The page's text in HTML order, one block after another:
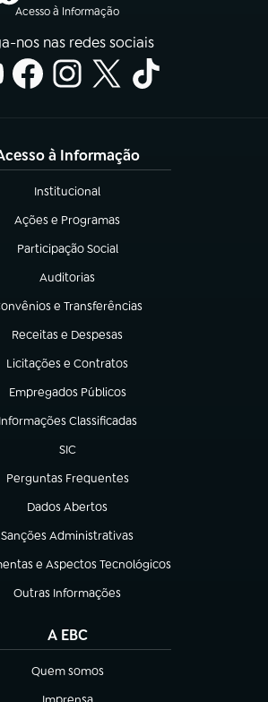
Acesso à Informação
nos nas redes sociais
à Informação
Institucional
(abre em nova aba)
Ações e Programas
(abre em nova aba)
Participação Social
(abre em nova aba)
Auditorias
(abre em nova aba)
e Transferências
em nova aba)
Receitas e Despesas
(abre em nova aba)
Licitações e Contratos
(abre em nova aba)
Empregados Públicos
(abre em nova aba)
Informações Classificadas
(abre em nova aba)
SIC
(abre em nova aba)
Perguntas Frequentes
(abre em nova aba)
Dados Abertos
(abre em nova aba)
Sanções Administrativas
(abre em nova aba)
e Aspectos Tecnológicos
nova aba)
Outras Informações
(abre em nova aba)
A EBC
Quem somos
(abre em nova aba)